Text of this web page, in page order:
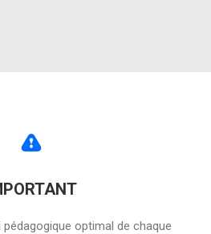
pédagogique optimal de chaque